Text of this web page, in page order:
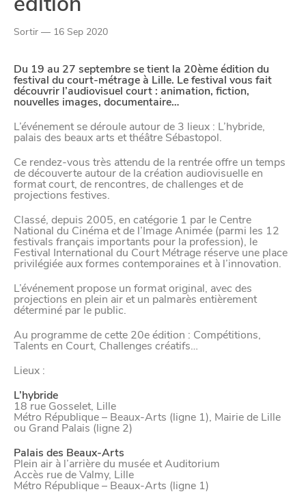
Sortir — 16 Sep 2020
Du 19 au 27 septembre se tient la 20ème édition du
festival du court-métrage à Lille. Le festival vous fait
découvrir l’audiovisuel court : animation, fiction,
nouvelles images, documentaire…
L’événement se déroule autour de 3 lieux : L’hybride,
palais des beaux arts et théâtre Sébastopol.
Ce rendez-vous très attendu de la rentrée offre un temps
de découverte autour de la création audiovisuelle en
format court, de rencontres, de challenges et de
projections festives.
Classé, depuis 2005, en catégorie 1 par le Centre
National du Cinéma et de l’Image Animée (parmi les 12
festivals français importants pour la profession), le
Festival International du Court Métrage réserve une place
privilégiée aux formes contemporaines et à l’innovation.
L’événement propose un format original, avec des
projections en plein air et un palmarès entièrement
déterminé par le public.
Au programme de cette 20e édition : Compétitions,
Talents en Court, Challenges créatifs…
Lieux :
L’hybride
18 rue Gosselet, Lille
Métro République – Beaux-Arts (ligne 1), Mairie de Lille
ou Grand Palais (ligne 2)
Palais des Beaux-Arts
Plein air à l’arrière du musée et Auditorium
Accès rue de Valmy, Lille
Métro République – Beaux-Arts (ligne 1)
dans NORD
Paramètres de
confidentialité
Afin de faciliter votre navigation et de vous
apporter le meilleur service possible, nous utilisons
des cookies pour améliorer le site aux besoins des
visiteurs, notamment selon la fréquentation.
Nos politique de confidentialité